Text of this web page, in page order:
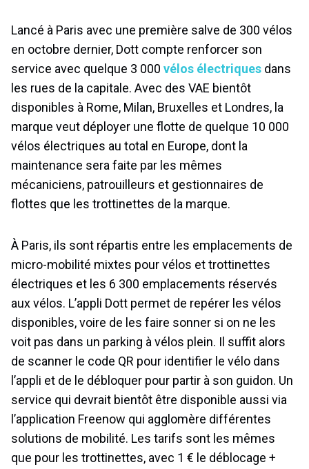
Lancé à Paris avec une première salve de 300 vélos
en octobre dernier, Dott compte renforcer son
service avec quelque 3 000 vélos électriques dans
les rues de la capitale. Avec des VAE bientôt
disponibles à Rome, Milan, Bruxelles et Londres, la
marque veut déployer une flotte de quelque 10 000
vélos électriques au total en Europe, dont la
maintenance sera faite par les mêmes
mécaniciens, patrouilleurs et gestionnaires de
flottes que les trottinettes de la marque.
À Paris, ils sont répartis entre les emplacements de
micro-mobilité mixtes pour vélos et trottinettes
électriques et les 6 300 emplacements réservés
aux vélos. L’appli Dott permet de repérer les vélos
disponibles, voire de les faire sonner si on ne les
voit pas dans un parking à vélos plein. Il suffit alors
de scanner le code QR pour identifier le vélo dans
l’appli et de le débloquer pour partir à son guidon. Un
service qui devrait bientôt être disponible aussi via
l’application Freenow qui agglomère différentes
solutions de mobilité. Les tarifs sont les mêmes
que pour les trottinettes, avec 1 € le déblocage +